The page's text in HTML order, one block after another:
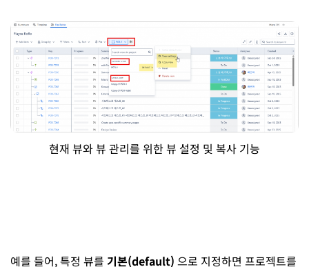
현재 뷰와 뷰 관리를 위한 뷰 설정 및 복사 기능
예를 들어, 특정 뷰를 기본(default) 으로 지정하면 프로젝트를